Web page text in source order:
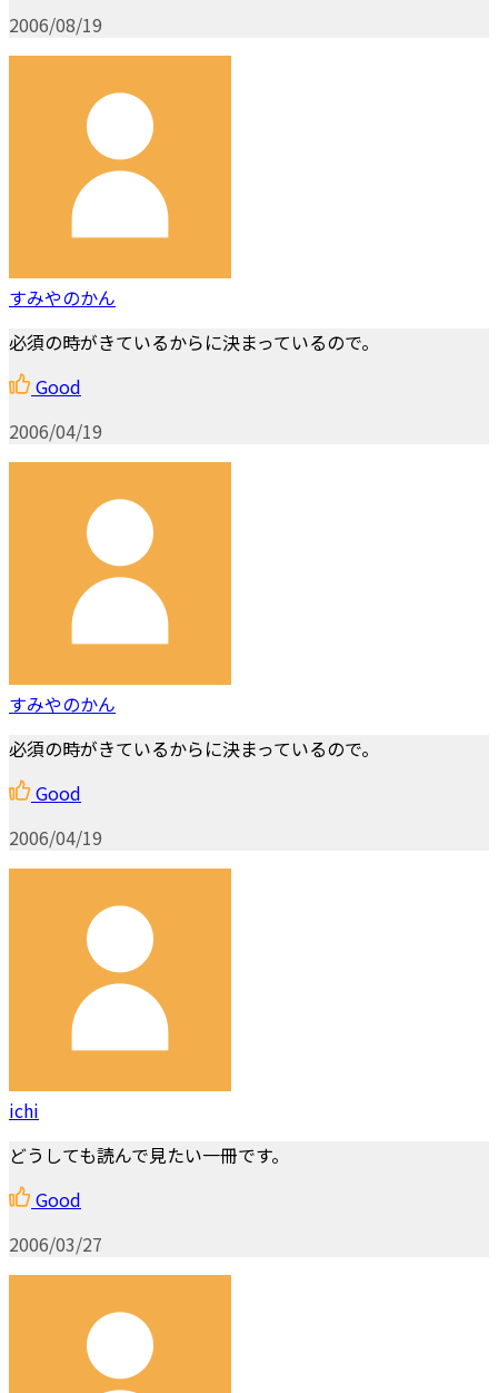
2006/08/19
すみやのかん
必須の時がきているからに決まっているので。
Good
2006/04/19
すみやのかん
必須の時がきているからに決まっているので。
Good
2006/04/19
ichi
どうしても読んで見たい一冊です。
Good
2006/03/27